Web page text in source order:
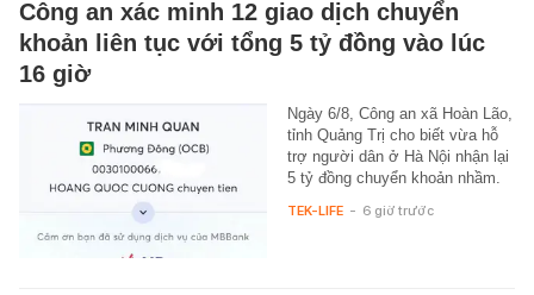
Công an xác minh 12 giao dịch chuyển
khoản liên tục với tổng 5 tỷ đồng vào lúc
16 giờ
Ngày 6/8, Công an xã Hoàn Lão,
tỉnh Quảng Trị cho biết vừa hỗ
trợ người dân ở Hà Nội nhận lại
5 tỷ đồng chuyển khoản nhầm.
TEK-LIFE - 6 giờ trước